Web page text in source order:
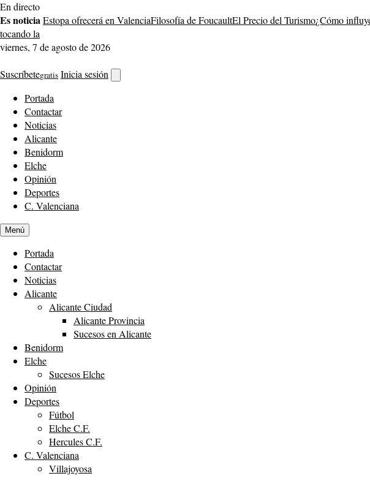
Saltar
al
contenido
En directo
Es noticiaEstopa ofrecerá en ValenciaFilosofía de FoucaultEl Precio del Turismo¿Cómo
tocando la
viernes, 7 de agosto de 2026
Suscríbetegratis Inicia sesión
buscador
Portada
Contactar
Noticias
Alicante
Benidorm
Elche
Opinión
Deportes
C. Valenciana
Menú
Portada
Contactar
Noticias
Alicante
Alicante Ciudad
Alicante Provincia
Sucesos en Alicante
Benidorm
Elche
Sucesos Elche
Opinión
Deportes
Fútbol
Elche C.F.
Hercules C.F.
C. Valenciana
Villajoyosa